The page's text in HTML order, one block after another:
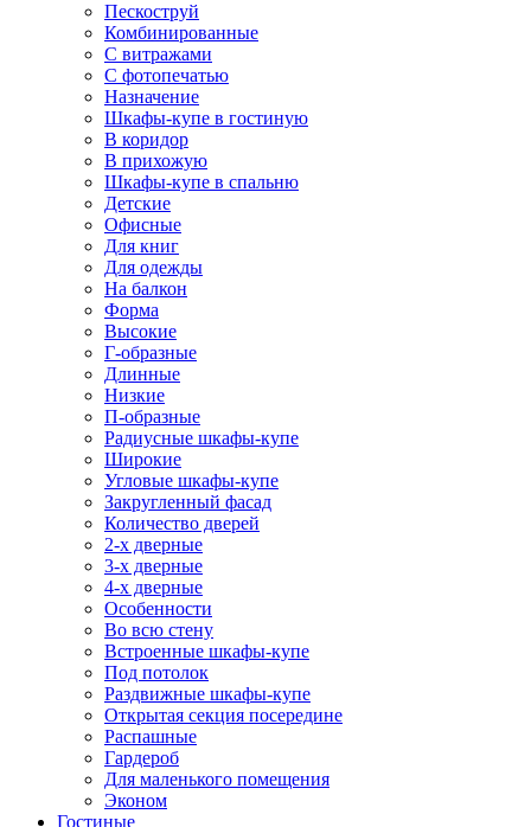
Пескоструй
Комбинированные
С витражами
С фотопечатью
Назначение
Шкафы-купе в гостиную
В коридор
В прихожую
Шкафы-купе в спальню
Детские
Офисные
Для книг
Для одежды
На балкон
Форма
Высокие
Г-образные
Длинные
Низкие
П-образные
Радиусные шкафы-купе
Широкие
Угловые шкафы-купе
Закругленный фасад
Количество дверей
2-х дверные
3-х дверные
4-х дверные
Особенности
Во всю стену
Встроенные шкафы-купе
Под потолок
Раздвижные шкафы-купе
Открытая секция посередине
Распашные
Гардероб
Для маленького помещения
Эконом
Гостиные